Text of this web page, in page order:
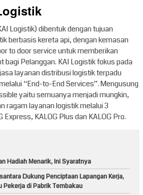
Logistik) dibentuk dengan tujuan
berbasis kereta api, dengan kemasan
to door service untuk memberikan
bagi Pelanggan. KAI Logistik fokus pada
layanan distribusi logistik terpadu
“End-to-End Services”. Mengusung
yaitu semuanya menjadi mungkin,
ragam layanan logistik melalui 3
KALOG Plus dan KALOG Pro.
Hadiah Menarik, Ini Syaratnya
Dukung Penciptaan Lapangan Kerja,
Pekerja di Pabrik Tembakau